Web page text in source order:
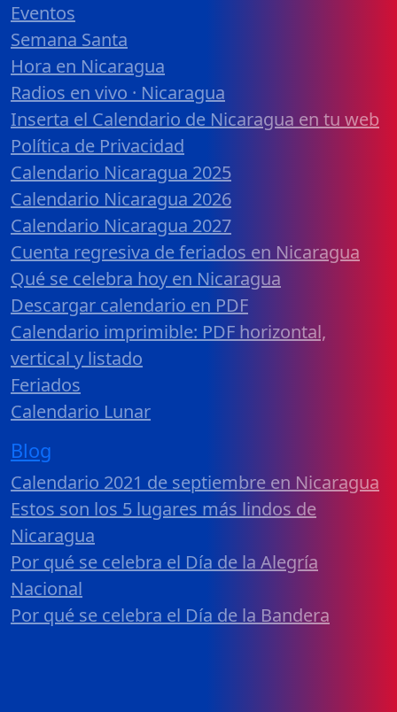
Eventos
Semana Santa
Hora en Nicaragua
Radios en vivo · Nicaragua
Inserta el Calendario de Nicaragua en tu web
Política de Privacidad
Calendario Nicaragua 2025
Calendario Nicaragua 2026
Calendario Nicaragua 2027
Cuenta regresiva de feriados en Nicaragua
Qué se celebra hoy en Nicaragua
Descargar calendario en PDF
Calendario imprimible: PDF horizontal,
vertical y listado
Feriados
Calendario Lunar
Blog
Calendario 2021 de septiembre en Nicaragua
Estos son los 5 lugares más lindos de
Nicaragua
Por qué se celebra el Día de la Alegría
Nacional
Por qué se celebra el Día de la Bandera